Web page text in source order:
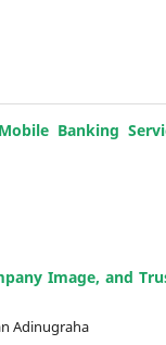
Banking
Image, and
Adinugraha